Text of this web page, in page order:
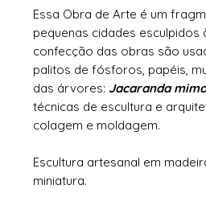
Essa Obra de Arte é um
pequenas cidades
confecção das obras são
palitos de fósforos, papéis,
das árvores: Jacaranda
técnicas de escultura e
colagem e moldagem.
Escultura artesanal em
miniatura.